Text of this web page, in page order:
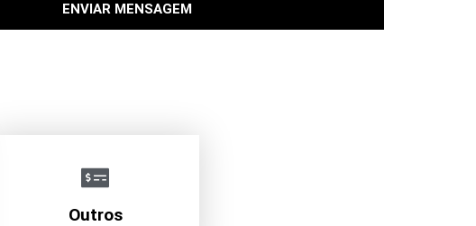
ENVIAR MENSAGEM
Outros